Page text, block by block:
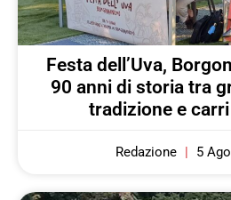
Festa dell’Uva,
90 anni di storia tra
tradizione e
Redazione 5